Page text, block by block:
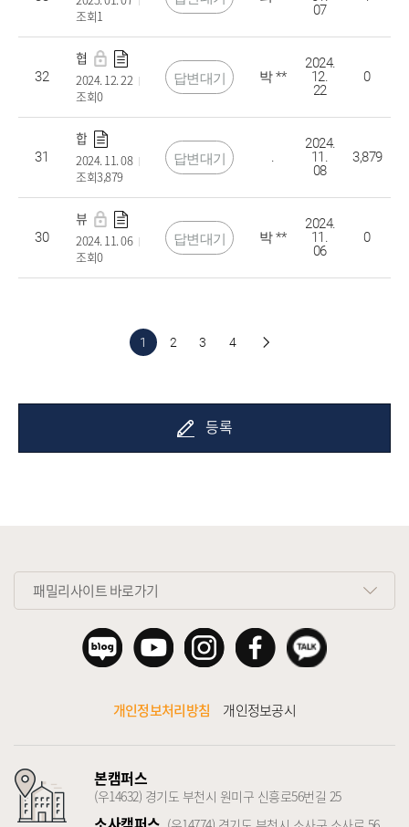
조회1
07
32
협약
2024. 12. 22
조회0
답변대기 박 **
2024.
12.
22
0
31
합격한사람
2024. 11. 08
조회3,879
답변대기 .
2024.
11.
08
3,879
30
뷰티케어학과 중복 지원자 계약학과 경쟁률
2024. 11. 06
조회0
답변대기 박 **
2024.
11.
06
0
1 2 3 4
등록
패밀리사이트 바로가기
개인정보처리방침 개인정보공시
본캠퍼스
(우14632) 경기도 부천시 원미구 신흥로56번길 25